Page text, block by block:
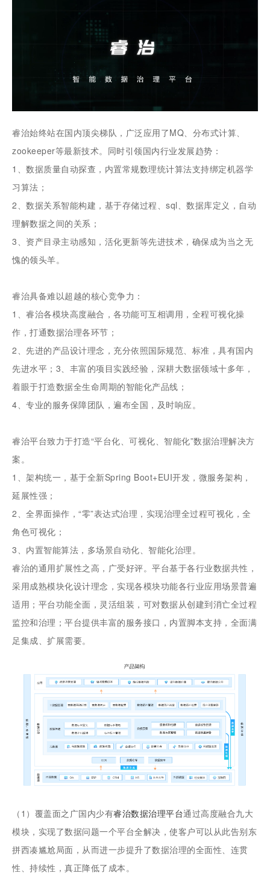
睿治始终站在国内顶尖梯队，广泛应用了MQ、分布式计算、
zookeeper等最新技术。同时引领国内行业发展趋势：
1、数据质量自动探查，内置常规数理统计算法支持绑定机器学
习算法；
2、数据关系智能构建，基于存储过程、sql、数据库定义，自动
理解数据之间的关系；
3、资产目录主动感知，活化更新等先进技术，确保成为当之无
愧的领头羊。
睿治具备难以超越的核心竞争力：
1、睿治各模块高度融合，各功能可互相调用，全程可视化操
作，打通数据治理各环节；
2、先进的产品设计理念，充分依照国际规范、标准，具有国内
先进水平；3、丰富的项目实践经验，深耕大数据领域十多年，
着眼于打造数据全生命周期的智能化产品线；
4、专业的服务保障团队，遍布全国，及时响应。
睿治平台致力于打造“平台化、可视化、智能化”数据治理解决方
案。
1、架构统一，基于全新Spring Boot+EUI开发，微服务架构，
延展性强；
2、全界面操作，“零”表达式治理，实现治理全过程可视化，全
角色可视化；
3、内置智能算法，多场景自动化、智能化治理。
睿治的通用扩展性之高，广受好评。平台基于各行业数据共性，
采用成熟模块化设计理念，实现各模块功能各行业应用场景普遍
适用；平台功能全面，灵活组装，可对数据从创建到消亡全过程
监控和治理；平台提供丰富的服务接口，内置脚本支持，全面满
足集成、扩展需要。
（1）覆盖面之广国内少有睿治数据治理平台通过高度融合九大
模块，实现了数据问题一个平台全解决，使客户可以从此告别东
拼西凑尴尬局面，从而进一步提升了数据治理的全面性、连贯
性、持续性，真正降低了成本。